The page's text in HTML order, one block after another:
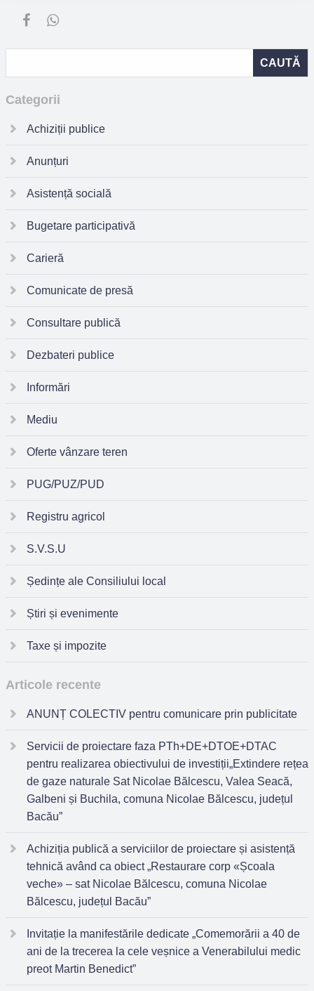
Categorii
Achiziții publice
Anunțuri
Asistență socială
Bugetare participativă
Carieră
Comunicate de presă
Consultare publică
Dezbateri publice
Informări
Mediu
Oferte vânzare teren
PUG/PUZ/PUD
Registru agricol
S.V.S.U
Ședințe ale Consiliului local
Știri și evenimente
Taxe și impozite
Articole recente
ANUNȚ COLECTIV pentru comunicare prin publicitate
Servicii de proiectare faza PTh+DE+DTOE+DTAC
pentru realizarea obiectivului de investiții„Extindere rețea
de gaze naturale Sat Nicolae Bălcescu, Valea Seacă,
Galbeni și Buchila, comuna Nicolae Bălcescu, județul
Bacău”
Achiziția publică a serviciilor de proiectare și asistență
tehnică având ca obiect „Restaurare corp «Școala
veche» – sat Nicolae Bălcescu, comuna Nicolae
Bălcescu, județul Bacău”
Invitație la manifestările dedicate „Comemorării a 40 de
ani de la trecerea la cele veșnice a Venerabilului medic
preot Martin Benedict”